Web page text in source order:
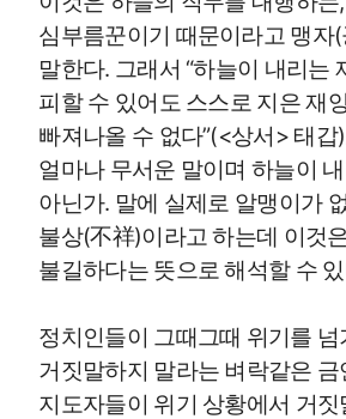
심부름꾼이기 때문이라고 맹자
말한다. 그래서 “하늘이 내리는
피할 수 있어도 스스로 지은 재
빠져나올 수 없다”(<상서> 태갑
얼마나 무서운 말이며 하늘이
아닌가. 말에 실제로 알맹이가
불상(不祥)이라고 하는데 이것
불길하다는 뜻으로 해석할 수
정치인들이 그때그때 위기를 넘
거짓말하지 말라는 벼락같은
지도자들이 위기 상황에서 거짓